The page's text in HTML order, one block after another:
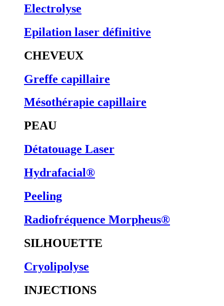
Electrolyse
Epilation laser définitive
CHEVEUX
Greffe capillaire
Mésothérapie capillaire
PEAU
Détatouage Laser
Hydrafacial®
Peeling
Radiofréquence Morpheus®
SILHOUETTE
Cryolipolyse
INJECTIONS